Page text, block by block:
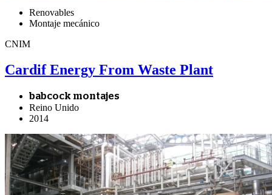
Renovables
Montaje mecánico
CNIM
Cardif Energy From Waste Plant
babcock montajes
Reino Unido
2014